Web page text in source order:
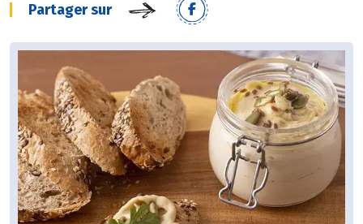
Partager sur